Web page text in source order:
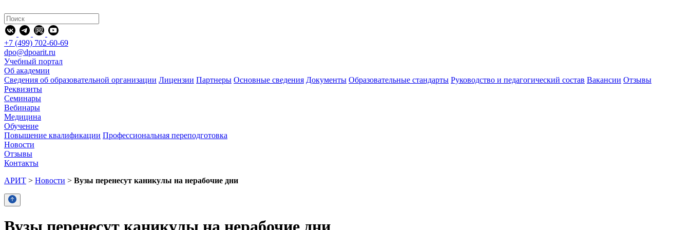
+7 (499) 702-60-69
dpo@dpoarit.ru
Учебный портал
Об академии
Сведения об образовательной организации Лицензии Партнеры Основные сведения Документы Образовательные стандарты Руководство и педагогический состав Вакансии Отзывы
Реквизиты
Семинары
Вебинары
Медицина
Обучение
Повышение квалификации Профессиональная переподготовка
Новости
Отзывы
Контакты
АРИТ > Новости > Вузы перенесут каникулы на нерабочие дни